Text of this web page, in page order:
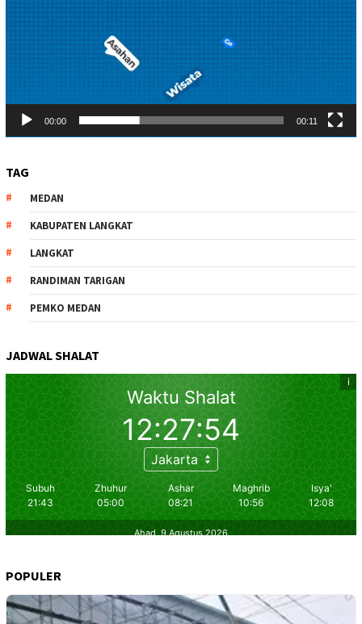
00:00 00:11
TAG
MEDAN
KABUPATEN LANGKAT
LANGKAT
RANDIMAN TARIGAN
PEMKO MEDAN
JADWAL SHALAT
POPULER